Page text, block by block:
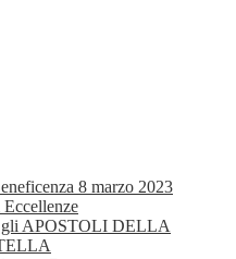
8 marzo 2023
gli APOSTOLI DELLA